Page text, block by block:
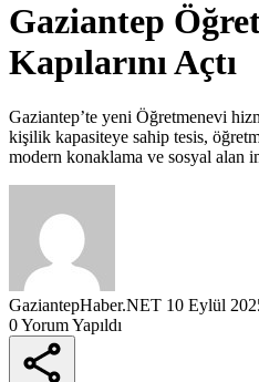
Gaziantep
Kapılarını Açtı
Gaziantep’te yeni Öğretmenevi
kişilik kapasiteye sahip tesis,
modern konaklama ve sosyal alan
GaziantepHaber.NET 10 Eylül
0 Yorum Yapıldı